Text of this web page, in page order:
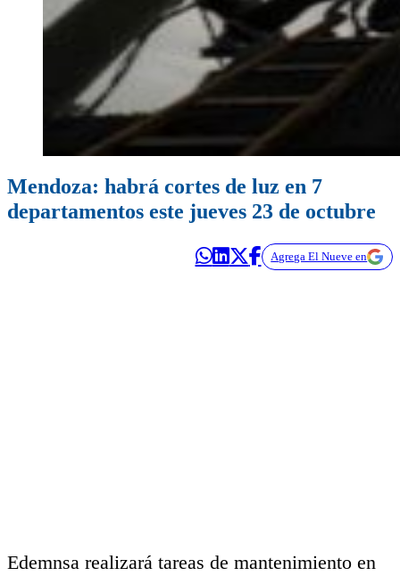
Mendoza: habrá cortes de luz en 7
departamentos este jueves 23 de octubre
Agrega El Nueve en
Edemnsa realizará tareas de mantenimiento en